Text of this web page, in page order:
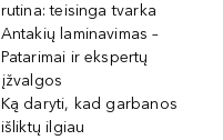
rutina: teisinga tvarka
Antakių laminavimas –
Patarimai ir ekspertų
įžvalgos
Ką daryti, kad garbanos
išliktų ilgiau